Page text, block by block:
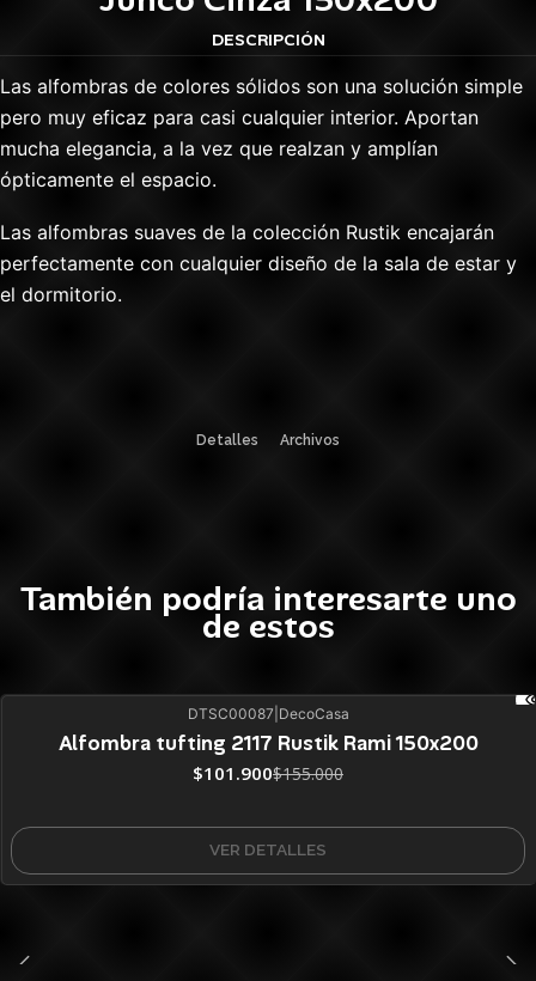
DESCRIPCIÓN
Las alfombras de colores sólidos son una solución simple
pero muy eficaz para casi cualquier interior. Aportan
mucha elegancia, a la vez que realzan y amplían
ópticamente el espacio.
Las alfombras suaves de la colección Rustik encajarán
perfectamente con cualquier diseño de la sala de estar y
el dormitorio.
Detalles Archivos
También podría interesarte uno
de estos
Agotado
DTSC00087 DecoCasa
Alfombra tufting 2117 Rustik Rami 150x200
$101.900$155.000
VER DETALLES